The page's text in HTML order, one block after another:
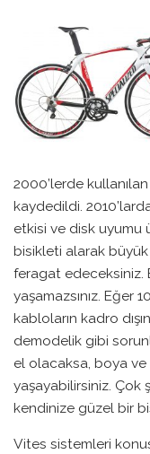
2000’lerde
kaydedildi.
etkisi ve disk uyumu
bisikleti alarak
feragat edeceksiniz.
yaşamazsınız. Eğer
kabloların kadro
demodelik gibi
el olacaksa, boya ve
yaşayabilirsiniz. Çok
kendinize güzel bir
Vites sistemleri